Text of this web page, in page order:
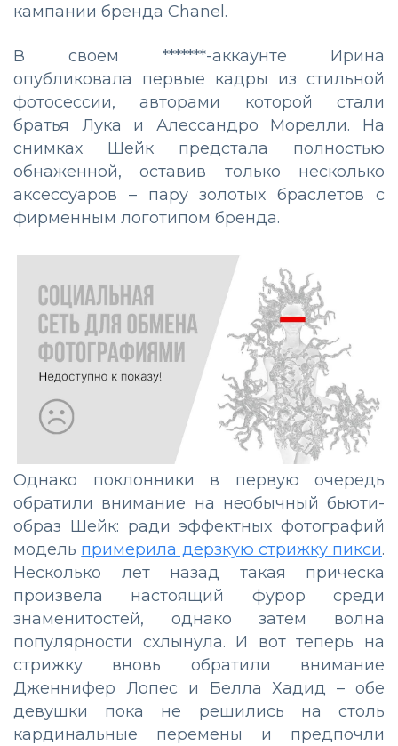
кампании бренда Chanel.
В своем *******-аккаунте Ирина
опубликовала первые кадры из стильной
фотосессии, авторами которой стали
братья Лука и Алессандро Морелли. На
снимках Шейк предстала полностью
обнаженной, оставив только несколько
аксессуаров – пару золотых браслетов с
фирменным логотипом бренда.
Однако поклонники в первую очередь
обратили внимание на необычный бьюти-
образ Шейк: ради эффектных фотографий
модель примерила дерзкую стрижку пикси.
Несколько лет назад такая прическа
произвела настоящий фурор среди
знаменитостей, однако затем волна
популярности схлынула. И вот теперь на
стрижку вновь обратили внимание
Дженнифер Лопес и Белла Хадид – обе
девушки пока не решились на столь
кардинальные перемены и предпочли